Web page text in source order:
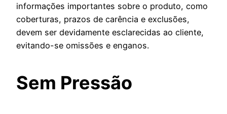
informações importantes sobre o produto, como
coberturas, prazos de carência e exclusões,
devem ser devidamente esclarecidas ao cliente,
evitando-se omissões e enganos.
Sem Pressão